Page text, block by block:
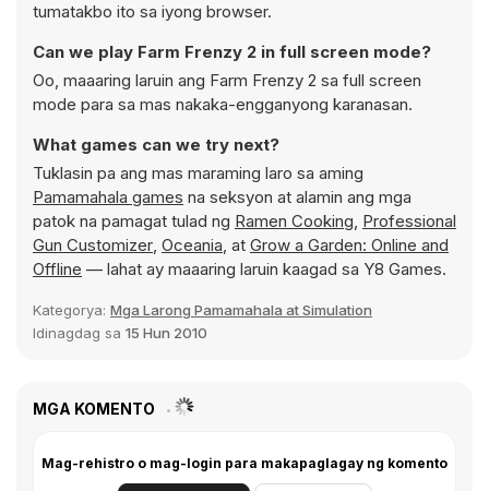
tumatakbo ito sa iyong browser.
Can we play Farm Frenzy 2 in full screen mode?
Oo, maaaring laruin ang Farm Frenzy 2 sa full screen
mode para sa mas nakaka-engganyong karanasan.
What games can we try next?
Tuklasin pa ang mas maraming laro sa aming
Pamamahala games na seksyon at alamin ang mga
patok na pamagat tulad ng Ramen Cooking, Professional
Gun Customizer, Oceania, at Grow a Garden: Online and
Offline — lahat ay maaaring laruin kaagad sa Y8 Games.
Kategorya: Mga Larong Pamamahala at Simulation
Idinagdag sa 15 Hun 2010
MGA KOMENTO
Mag-rehistro o mag-login para makapaglagay ng komento